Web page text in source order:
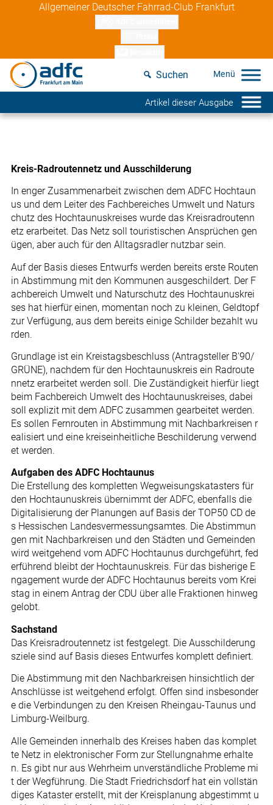
Allgemeiner Deutscher Fahrrad-Club Frankfurt
Suchen
Artikel dieser Ausgabe
Kreis-Radroutennetz und Ausschilderung
In enger Zusammenarbeit zwischen dem ADFC Hochtaun
us und dem Leiter des Fachbereiches Umwelt und Naturs
chutz des Hochtaunuskreises wurde das Kreisradroutenn
etz erarbeitet. Das Netz soll touristischen Ansprüchen gen
ügen, aber auch für den Alltagsradler nutzbar sein.
Auf der Basis dieses Entwurfs werden bereits erste Routen
in Abstimmung mit den Kommunen ausgeschildert. Der F
achbereich Umwelt und Naturschutz des Hochtaunuskrei
ses hat hierfür einen, momentan noch zu kleinen, Geldtopf
zur Verfügung, aus dem bereits einige Schilder bezahlt wu
rden.
Grundlage ist ein Kreistagsbeschluss (Antragsteller B'90/
GRÜNE), nachdem für den Hochtaunuskreis ein Radroute
nnetz erarbeitet werden soll. Die Zuständigkeit hierfür liegt
beim Fachbereich Umwelt des Hochtaunuskreises, dabei
soll explizit mit dem ADFC zusammen gearbeitet werden.
Es sollen Fernrouten in Abstimmung mit Nachbarkreisen r
ealisiert und eine kreiseinheitliche Beschilderung verwend
et werden.
Aufgaben des ADFC Hochtaunus
Die Erstellung des kompletten Wegweisungskatasters für
den Hochtaunuskreis übernimmt der ADFC, ebenfalls die
Digitalisierung der Planungen auf Basis der TOP50 CD de
s Hessischen Landesvermessungsamtes. Die Abstimmun
gen mit Nachbarkreisen und den Städten und Gemeinden
wird weitgehend vom ADFC Hochtaunus durchgeführt, fed
erführend bleibt der Hochtaunuskreis. Für das bisherige E
ngagement wurde der ADFC Hochtaunus bereits vom Krei
stag in einem Antrag der CDU über alle Fraktionen hinweg
gelobt.
Sachstand
Das Kreisradroutennetz ist festgelegt. Die Ausschilderung
sziele sind auf Basis dieses Entwurfes komplett definiert.
Die Abstimmung mit den Nachbarkreisen hinsichtlich der
Anschlüsse ist weitgehend erfolgt. Offen sind insbesonder
e die Verbindungen zu den Kreisen Rheingau-Taunus und
Limburg-Weilburg.
Alle Gemeinden innerhalb des Kreises haben das komplet
te Netz in elektronischer Form zur Stellungnahme erhalte
n. Es gibt nur aus Wehrheim unverständliche Probleme mi
t der Wegführung. Die Stadt Friedrichsdorf hat ein vollstän
diges Kataster erstellt, mit der Kreisplanung abgestimmt u